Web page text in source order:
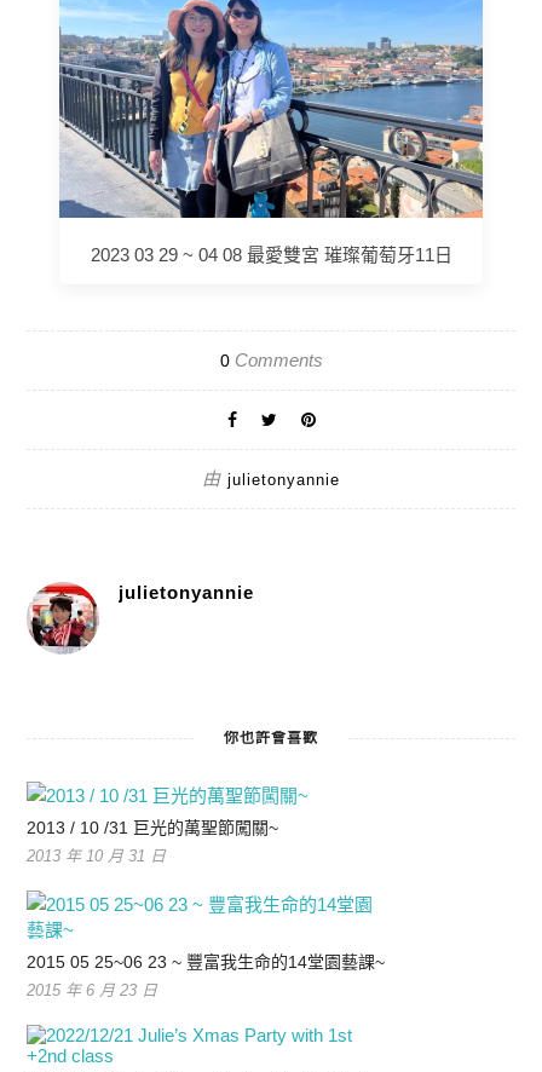
2023 03 29 ~ 04 08 最愛雙宮 璀璨葡萄牙11日
0Comments
由 julietonyannie
julietonyannie
你也許會喜歡
2013 / 10 /31 巨光的萬聖節闖關~
2013 年 10 月 31 日
2015 05 25~06 23 ~ 豐富我生命的14堂園藝課~
2015 年 6 月 23 日